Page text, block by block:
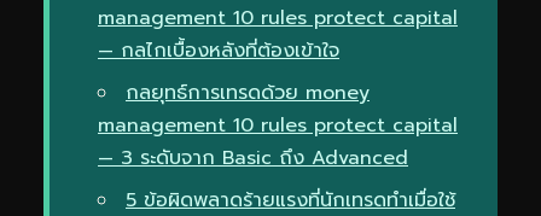
management 10 rules protect capital
— กลไกเบื้องหลังที่ต้องเข้าใจ
กลยุทธ์การเทรดด้วย money
management 10 rules protect capital
— 3 ระดับจาก Basic ถึง Advanced
5 ข้อผิดพลาดร้ายแรงที่นักเทรดทำเมื่อใช้